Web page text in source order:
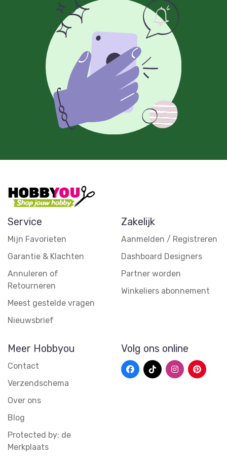
Service
Mijn Favorieten
Garantie & Klachten
Annuleren of
Retourneren
Meest gestelde vragen
Nieuwsbrief
Zakelijk
Aanmelden / Registreren
Dashboard Designers
Partner worden
Winkeliers abonnement
Meer Hobbyou
Contact
Verzendschema
Over ons
Blog
Protected by: de
Merkplaats
Volg ons online